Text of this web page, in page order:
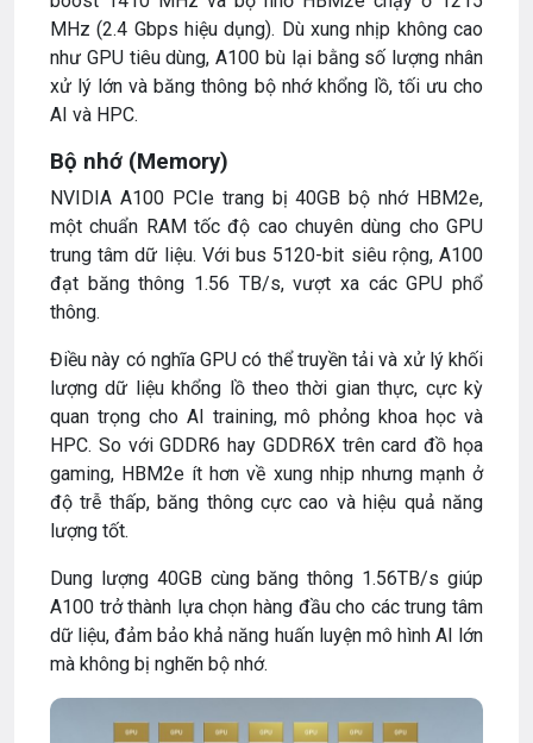
MHz (2.4 Gbps hiệu dụng). Dù xung nhịp không cao
như GPU tiêu dùng, A100 bù lại bằng số lượng nhân
xử lý lớn và băng thông bộ nhớ khổng lồ, tối ưu cho
AI và HPC.
Bộ nhớ (Memory)
NVIDIA A100 PCIe trang bị 40GB bộ nhớ HBM2e,
một chuẩn RAM tốc độ cao chuyên dùng cho GPU
trung tâm dữ liệu. Với bus 5120-bit siêu rộng, A100
đạt băng thông 1.56 TB/s, vượt xa các GPU phổ
thông.
Điều này có nghĩa GPU có thể truyền tải và xử lý khối
lượng dữ liệu khổng lồ theo thời gian thực, cực kỳ
quan trọng cho AI training, mô phỏng khoa học và
HPC. So với GDDR6 hay GDDR6X trên card đồ họa
gaming, HBM2e ít hơn về xung nhịp nhưng mạnh ở
độ trễ thấp, băng thông cực cao và hiệu quả năng
lượng tốt.
Dung lượng 40GB cùng băng thông 1.56TB/s giúp
A100 trở thành lựa chọn hàng đầu cho các trung tâm
dữ liệu, đảm bảo khả năng huấn luyện mô hình AI lớn
mà không bị nghẽn bộ nhớ.